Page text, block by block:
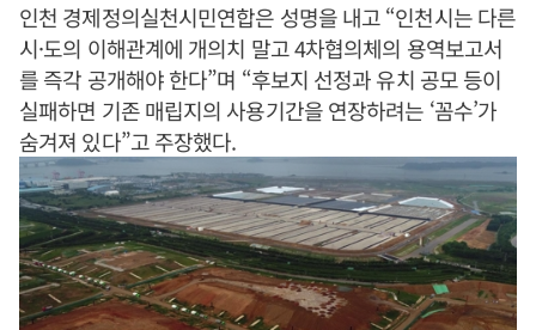
인천 경제정의실천시민연합은 성명을 내고 “인천시는 다른
시·도의 이해관계에 개의치 말고 4차협의체의 용역보고서
를 즉각 공개해야 한다”며 “후보지 선정과 유치 공모 등이
실패하면 기존 매립지의 사용기간을 연장하려는 ‘꼼수’가
숨겨져 있다”고 주장했다.